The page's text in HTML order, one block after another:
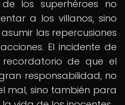
los superhéroes no
a los villanos, sino
las repercusiones
El incidente de
recordatorio de que el
responsabilidad, no
mal, sino también para